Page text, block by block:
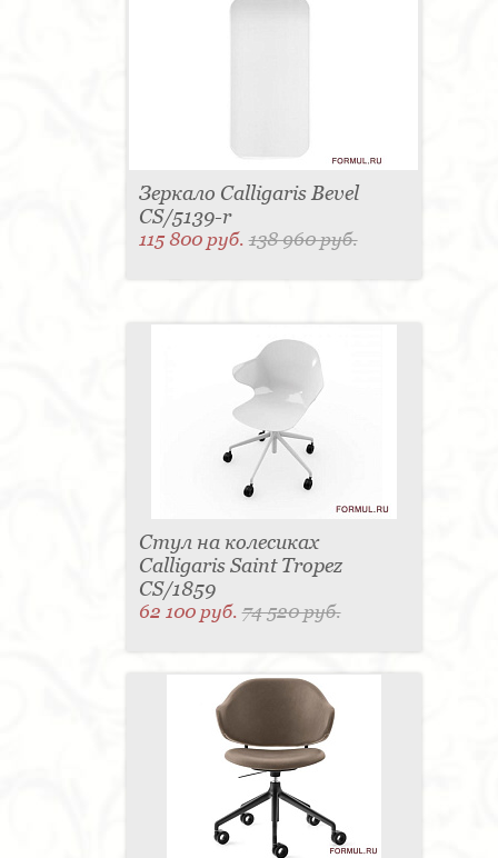
Зеркало Calligaris Bevel
CS/5139-r
115 800 руб.138 960 руб.
Стул на колесиках
Calligaris Saint Tropez
CS/1859
62 100 руб.74 520 руб.